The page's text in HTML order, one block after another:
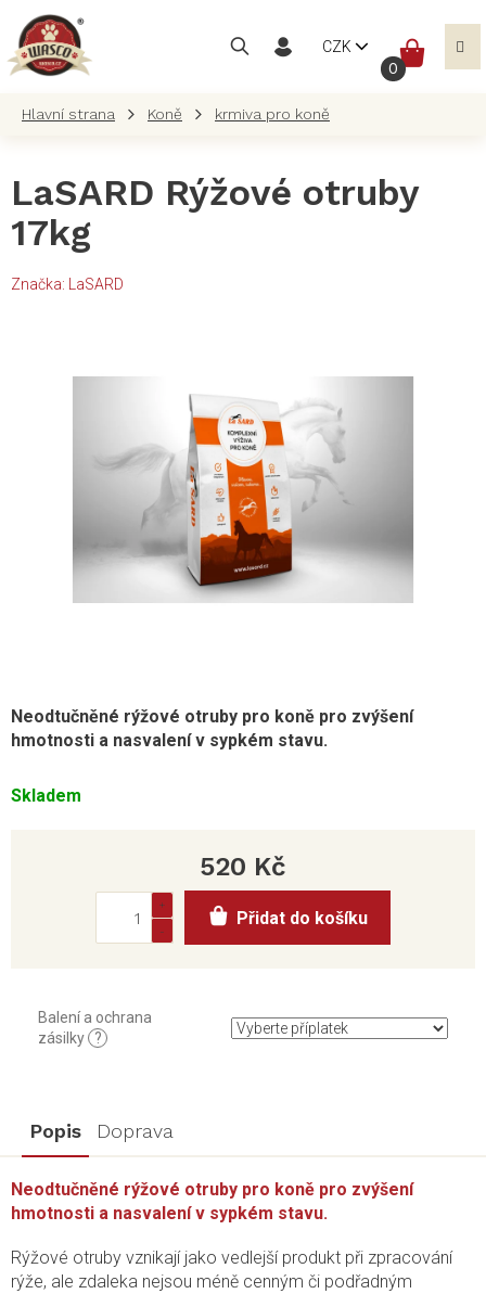
obsah
CZK
Koně krmiva pro koně
LaSARD Rýžové otruby
17kg
Značka: LaSARD
Skladem
Balení a ochrana
zásilky
?
Neodtučněné rýžové otruby pro koně pro zvýšení
hmotnosti a nasvalení v sypkém stavu.
520 Kč
cena:
Přidat do košíku
Popis Doprava
Neodtučněné rýžové otruby pro koně pro zvýšení
hmotnosti a nasvalení v sypkém stavu.
Rýžové otruby vznikají jako vedlejší produkt při zpracování
rýže, ale zdaleka nejsou méně cenným či podřadným